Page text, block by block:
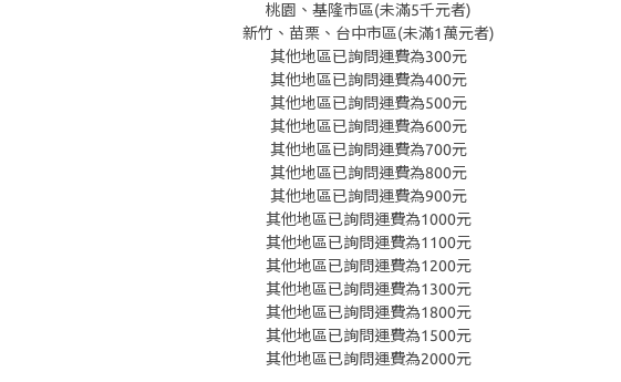
桃園、基隆市區(未滿5千元者)
新竹、苗栗、台中市區(未滿1萬元者)
其他地區已詢問運費為300元
其他地區已詢問運費為400元
其他地區已詢問運費為500元
其他地區已詢問運費為600元
其他地區已詢問運費為700元
其他地區已詢問運費為800元
其他地區已詢問運費為900元
其他地區已詢問運費為1000元
其他地區已詢問運費為1100元
其他地區已詢問運費為1200元
其他地區已詢問運費為1300元
其他地區已詢問運費為1800元
其他地區已詢問運費為1500元
其他地區已詢問運費為2000元